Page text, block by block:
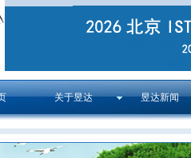
关于昱达 昱达新闻